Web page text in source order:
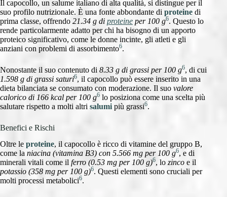
Il capocollo, un salume italiano di alta qualità, si distingue per il
suo profilo nutrizionale. È una fonte abbondante di proteine di
prima classe, offrendo 21.34 g di proteine per 100 g6. Questo lo
rende particolarmente adatto per chi ha bisogno di un apporto
proteico significativo, come le donne incinte, gli atleti e gli
anziani con problemi di assorbimento6.
Nonostante il suo contenuto di 8.33 g di grassi per 100 g6, di cui
1.598 g di grassi saturi6, il capocollo può essere inserito in una
dieta bilanciata se consumato con moderazione. Il suo valore
calorico di 166 kcal per 100 g6 lo posiziona come una scelta più
salutare rispetto a molti altri salumi più grassi6.
Benefici e Rischi
Oltre le proteine, il capocollo è ricco di vitamine del gruppo B,
come la niacina (vitamina B3) con 5.566 mg per 100 g6, e di
minerali vitali come il ferro (0.53 mg per 100 g)6, lo zinco e il
potassio (358 mg per 100 g)6. Questi elementi sono cruciali per
molti processi metabolici6.